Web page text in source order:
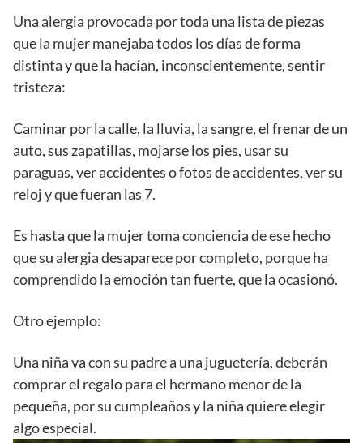
Una alergia provocada por toda una lista de piezas
que la mujer manejaba todos los días de forma
distinta y que la hacían, inconscientemente, sentir
tristeza:
Caminar por la calle, la lluvia, la sangre, el frenar de un
auto, sus zapatillas, mojarse los pies, usar su
paraguas, ver accidentes o fotos de accidentes, ver su
reloj y que fueran las 7.
Es hasta que la mujer toma conciencia de ese hecho
que su alergia desaparece por completo, porque ha
comprendido la emoción tan fuerte, que la ocasionó.
Otro ejemplo:
Una niña va con su padre a una juguetería, deberán
comprar el regalo para el hermano menor de la
pequeña, por su cumpleaños y la niña quiere elegir
algo especial.